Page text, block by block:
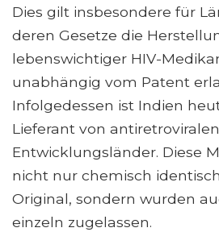
Dies gilt insbesondere für
deren Gesetze die
lebenswichtiger HIV-
unabhängig vom Patent
Infolgedessen ist Indien
Lieferant von
Entwicklungsländer. Diese
nicht nur chemisch
Original, sondern wurden
einzeln zugelassen.